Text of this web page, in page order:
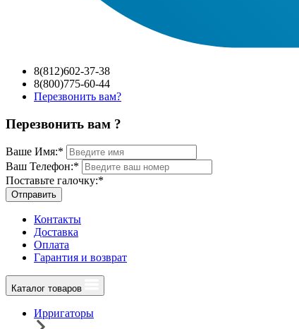
8(812)602-37-38
8(800)775-60-44
Перезвонить вам?
Перезвонить вам ?
Ваше Имя:*
Ваш Телефон:*
Поставьте галочку:*
Отправить
Контакты
Доставка
Оплата
Гарантия и возврат
Каталог товаров
Ирригаторы